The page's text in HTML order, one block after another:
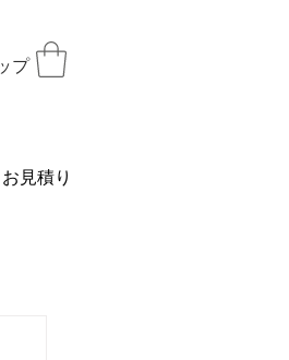
プ
見積り